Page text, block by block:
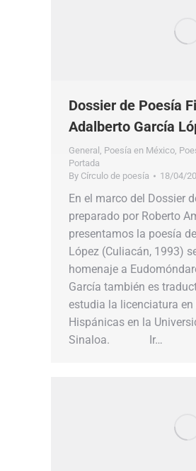
Dossier de Poesía
Adalberto García
General Poesía en México
Portada
By Círculo de poesía 18/04/
En el marco del Dossier
preparado por Roberto
presentamos la poesía
López (Culiacán, 1993)
homenaje a
García también es
estudia la licenciatura
Hispánicas en la
Sinaloa. Ir…